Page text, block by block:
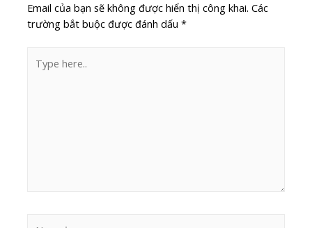
Email của bạn sẽ không được hiển thị công khai. Các
trường bắt buộc được đánh dấu*